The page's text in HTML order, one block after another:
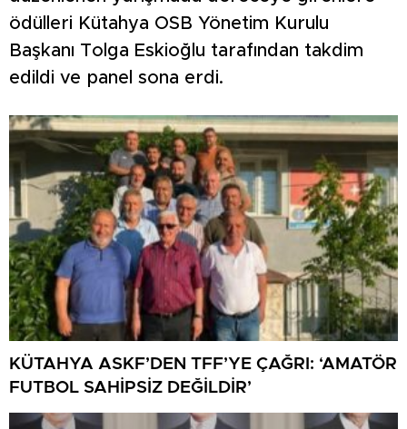
ödülleri Kütahya OSB Yönetim Kurulu
Başkanı Tolga Eskioğlu tarafından takdim
edildi ve panel sona erdi.
KÜTAHYA ASKF’DEN TFF’YE ÇAĞRI: ‘AMATÖR
FUTBOL SAHİPSİZ DEĞİLDİR’